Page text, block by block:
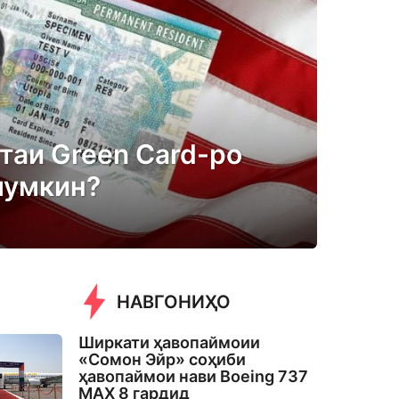
Green Card-ро
НАВГОНИҲО
Ширкати ҳавопаймоии
«Сомон Эйр» соҳиби
ҳавопаймои нави Boeing 737
MAX 8 гардид